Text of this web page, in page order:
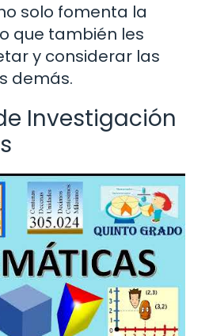
solo fomenta la
que también les
y considerar las
demás.
Investigación